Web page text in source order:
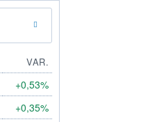
VAR.
+0,53%
+0,35%